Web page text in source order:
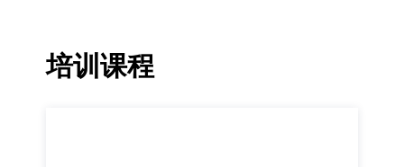
培训课程